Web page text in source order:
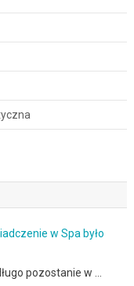
w Spa było
pozostanie w …